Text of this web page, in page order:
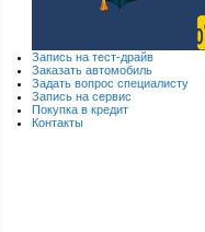
Запись на тест-драйв
Заказать автомобиль
Задать вопрос специалисту
Запись на сервис
Покупка в кредит
Контакты